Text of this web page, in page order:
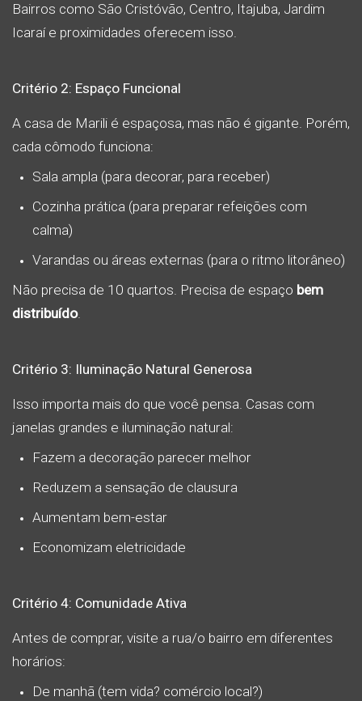
Bairros como São Cristóvão, Centro, Itajuba, Jardim
Icaraí e proximidades oferecem isso.
Critério 2: Espaço Funcional
A casa de Marili é espaçosa, mas não é gigante. Porém,
cada cômodo funciona:
Sala ampla (para decorar, para receber)
Cozinha prática (para preparar refeições com
calma)
Varandas ou áreas externas (para o ritmo litorâneo)
Não precisa de 10 quartos. Precisa de espaço bem
distribuído.
Critério 3: Iluminação Natural Generosa
Isso importa mais do que você pensa. Casas com
janelas grandes e iluminação natural:
Fazem a decoração parecer melhor
Reduzem a sensação de clausura
Aumentam bem-estar
Economizam eletricidade
Critério 4: Comunidade Ativa
Antes de comprar, visite a rua/o bairro em diferentes
horários:
De manhã (tem vida? comércio local?)